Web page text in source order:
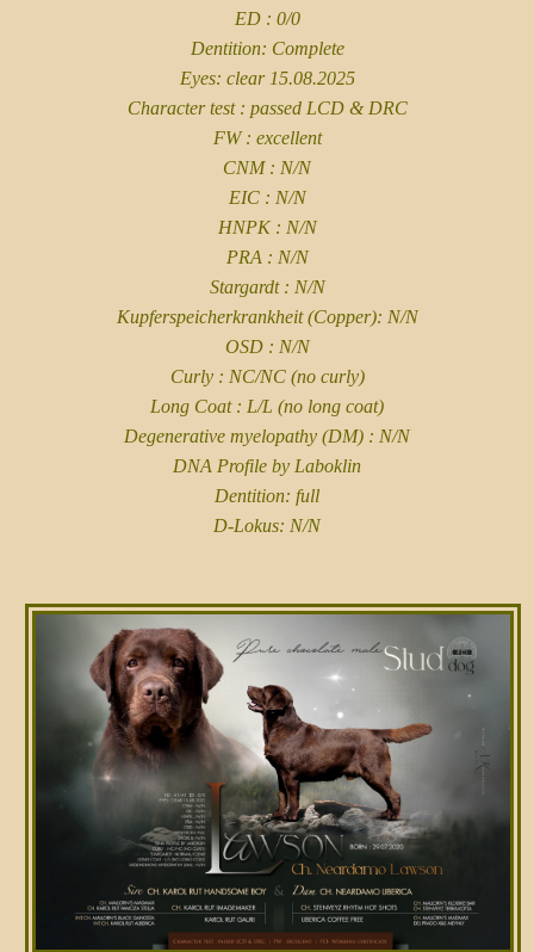
ED : 0/0
Dentition: Complete
Eyes: clear 15.08.2025
Character test : passed LCD & DRC
FW : excellent
CNM : N/N
EIC : N/N
HNPK : N/N
PRA : N/N
Stargardt : N/N
Kupferspeicherkrankheit (Copper): N/N
OSD : N/N
Curly : NC/NC (no curly)
Long Coat : L/L (no long coat)
Degenerative myelopathy (DM) : N/N
DNA Profile by Laboklin
Dentition: full
D-Lokus: N/N